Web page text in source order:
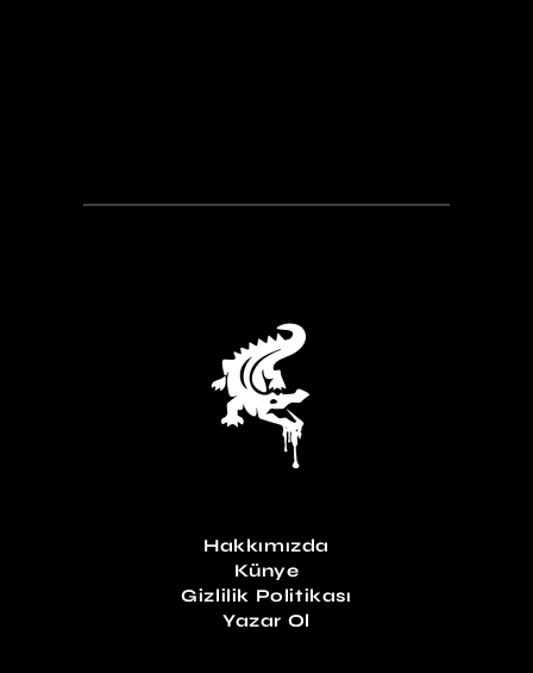
Hakkımızda
Künye
Gizlilik Politikası
Yazar Ol